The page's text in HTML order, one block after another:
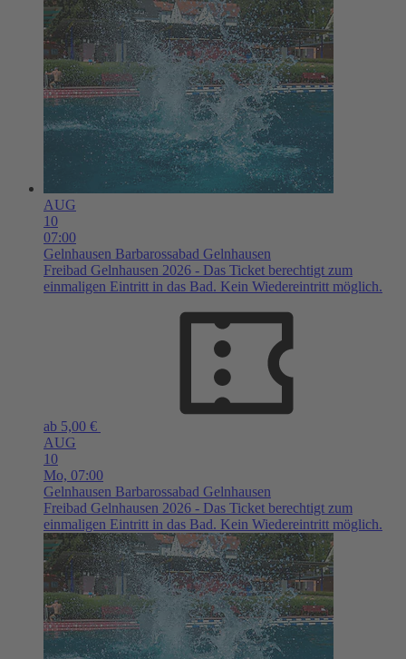
AUG
10
07:00
Gelnhausen Barbarossabad Gelnhausen
Freibad Gelnhausen 2026 - Das Ticket berechtigt zum
einmaligen Eintritt in das Bad. Kein Wiedereintritt möglich.
ab 5,00 €
AUG
10
Mo, 07:00
Gelnhausen Barbarossabad Gelnhausen
Freibad Gelnhausen 2026 - Das Ticket berechtigt zum
einmaligen Eintritt in das Bad. Kein Wiedereintritt möglich.